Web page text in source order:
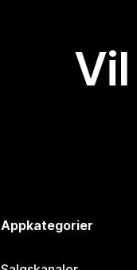
Appkategorier